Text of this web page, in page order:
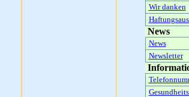
Wir danken
News
News
Newsletter